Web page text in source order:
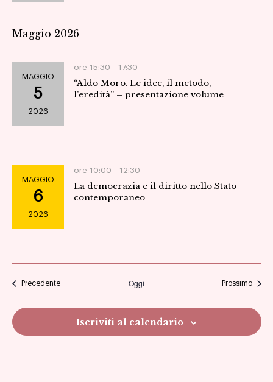
Maggio 2026
MAGGIO
5
2026
ore 15:30 - 17:30
“Aldo Moro. Le idee, il metodo,
l’eredità” – presentazione volume
MAGGIO
6
2026
ore 10:00 - 12:30
La democrazia e il diritto nello Stato
contemporaneo
PrecedenteEventi Oggi ProssimoEventi
Iscriviti al calendario